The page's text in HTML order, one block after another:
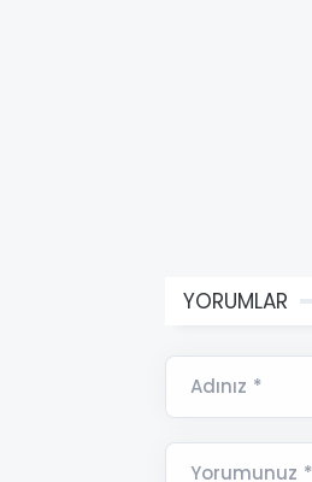
YORUMLAR
Adınız *
Yorumunuz *